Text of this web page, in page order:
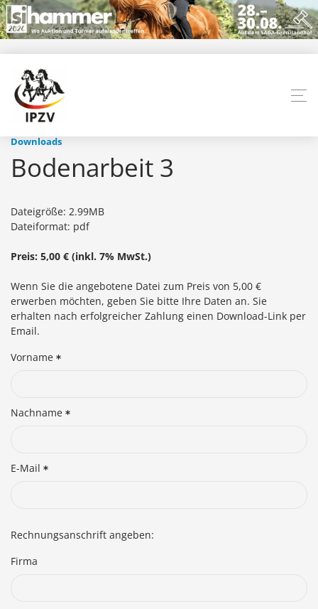
Downloads
Bodenarbeit 3
Dateigröße: 2.99MB
Dateiformat: pdf
Preis: 5,00 € (inkl. 7% MwSt.)
Wenn Sie die angebotene Datei zum Preis von 5,00 €
erwerben möchten, geben Sie bitte Ihre Daten an. Sie
erhalten nach erfolgreicher Zahlung einen Download-Link per
Email.
Vorname
Nachname
E-Mail
Rechnungsanschrift angeben:
Firma